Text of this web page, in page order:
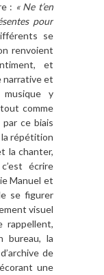
: « Ne t’en
pour
se
renvoient
et
et
y
comme
ce biais
la répétition
la chanter,
écrire
Manuel et
se figurer
visuel
rappellent,
bureau, la
de
une